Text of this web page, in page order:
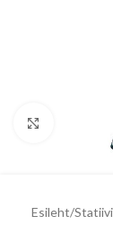
Click to
Esileht/